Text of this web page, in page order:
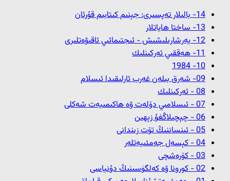
14- بالىلار تەپسىرى: جېنىم كىتابىم قۇرئان
13- ﺳﺎﺧﺘﺎ ﮪﺎﻳﺎﺗﻼﺭ
12- ﻳﻪﺭﺷﺎﺭﯨﻠﯩﺸﯩﺶ - ﺋﯩﺠﺘﯩﻤﺎﺋﯩﻲ ﺋﺎﻗﯩﯟﻩﺗﻠﯩﺮﻯ
11- ﮪﻪﻗﻘﯩﻲ ﺋﻪﺭﻛﯩﻨﻠﯩﻚ
10- 1984
09- شەرق بىلەن غەرب ئارلىقىدا ئىسلام
08 - ﺋﻪﺭﻛﯩﻨﻠﯩﻚ
07 - ئىسلامىي دۆلەت ۋە ھاكىمىيەت شەكلى
06 - چېچىلاڭغۇ زېھىن
05 - ئىنساننىڭ تۆت زىندانى
04 - كېسەل جەمئىيەتلەر
03 - كۆرەشچى
02 - كورونا ۋە كەلگۈسىنىڭ دۇنياسى